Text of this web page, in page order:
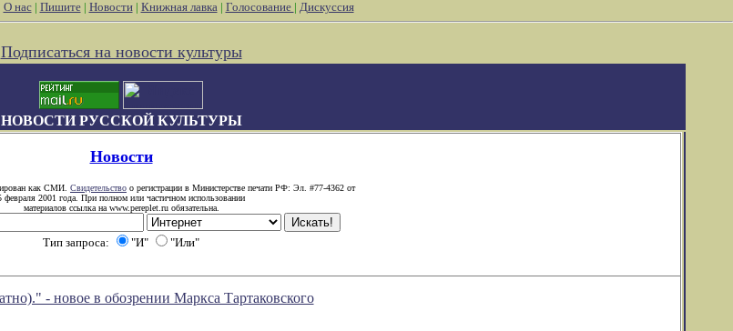
О нас| Пишите| Новости| Книжная лавка| Голосование | Дискуссия
Подписаться на новости культуры
НОВОСТИ РУССКОЙ КУЛЬТУРЫ
Новости
как СМИ. Свидетельство о регистрации в Министерстве печати РФ: Эл. #77-4362 от
февраля 2001 года. При полном или частичном использовании
материалов ссылка на www.pereplet.ru обязательна.
Тип запроса: "И" "Или"
- новое в обозрении Маркса Тартаковского